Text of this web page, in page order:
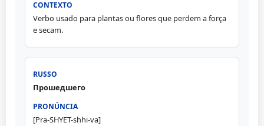
Verbo usado para plantas ou flores que perdem a força
e secam.
Прошедшего
[Pra-SHYET-shhi-va]